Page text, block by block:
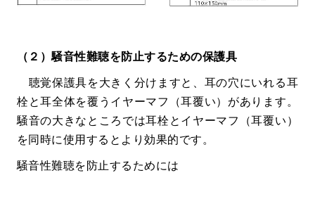
（２）騒音性難聴を防止するための保護具
聴覚保護具を大きく分けますと、耳の穴にいれる耳
栓と耳全体を覆うイヤーマフ（耳覆い）があります。
騒音の大きなところでは耳栓とイヤーマフ（耳覆い）
を同時に使用するとより効果的です。
騒音性難聴を防止するためには